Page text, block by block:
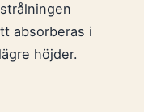
absorberas i
höjder.